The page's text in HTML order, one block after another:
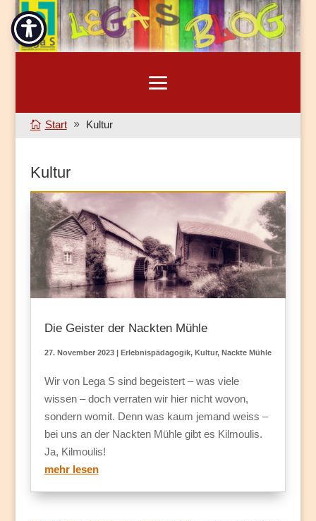
Start Kultur
Kultur
Die Geister der Nackten Mühle
27. November 2023| Erlebnispädagogik, Kultur, Nackte Mühle
Wir von Lega S sind begeistert – was viele
wissen – doch verraten wir hier nicht wovon,
sondern womit. Denn was kaum jemand weiss –
bei uns an der Nackten Mühle gibt es Kilmoulis.
Ja, Kilmoulis!
mehr lesen